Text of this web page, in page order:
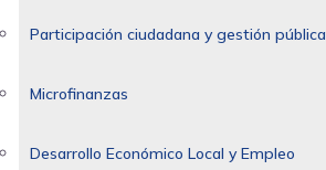
Participación ciudadana y gestión pública
Microfinanzas
Desarrollo Económico Local y Empleo